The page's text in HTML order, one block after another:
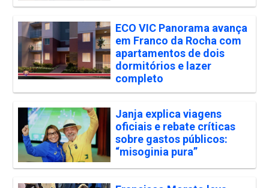
ECO VIC Panorama avança
em Franco da Rocha com
apartamentos de dois
dormitórios e lazer
completo
Janja explica viagens
oficiais e rebate críticas
sobre gastos públicos:
“misoginia pura”